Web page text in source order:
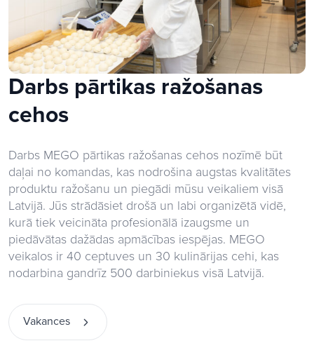
Darbs pārtikas ražošanas
cehos
Darbs MEGO pārtikas ražošanas cehos nozīmē būt
daļai no komandas, kas nodrošina augstas kvalitātes
produktu ražošanu un piegādi mūsu veikaliem visā
Latvijā. Jūs strādāsiet drošā un labi organizētā vidē,
kurā tiek veicināta profesionālā izaugsme un
piedāvātas dažādas apmācības iespējas. MEGO
veikalos ir 40 ceptuves un 30 kulinārijas cehi, kas
nodarbina gandrīz 500 darbiniekus visā Latvijā.
Vakances